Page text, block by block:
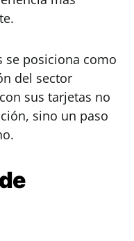
se posiciona como
del sector
sus tarjetas no
sino un paso